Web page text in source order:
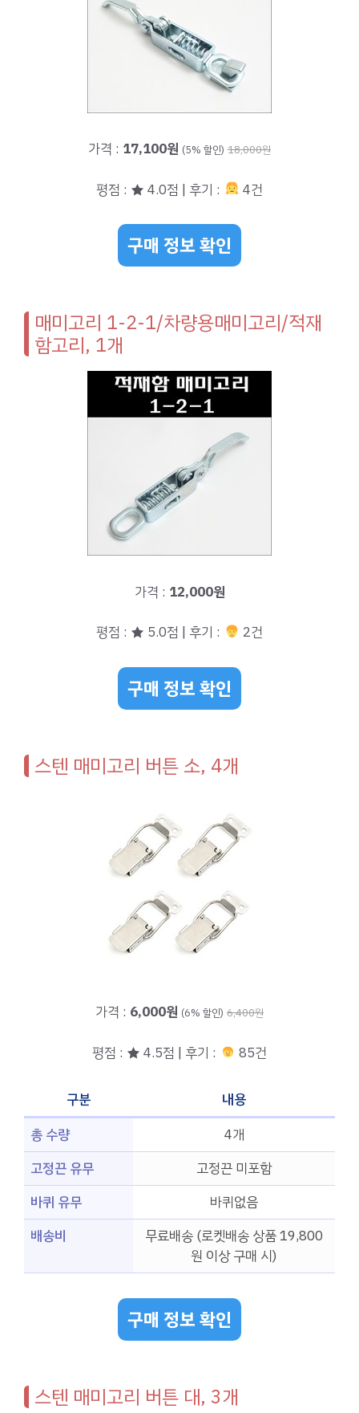
가격 : 17,100원 (5% 할인) 18,000원
평점 : ★ 4.0점 | 후기 : 4건
구매 정보 확인
매미고리 1-2-1/차량용매미고리/적재
함고리, 1개
가격 : 12,000원
평점 : ★ 5.0점 | 후기 : 2건
구매 정보 확인
스텐 매미고리 버튼 소, 4개
가격 : 6,000원 (6% 할인) 6,400원
평점 : ★ 4.5점 | 후기 : 85건
구분
내용
총 수량
4개
고정끈 유무
고정끈 미포함
바퀴 유무
바퀴없음
배송비
무료배송 (로켓배송 상품 19,800
원 이상 구매 시)
구매 정보 확인
스텐 매미고리 버튼 대, 3개